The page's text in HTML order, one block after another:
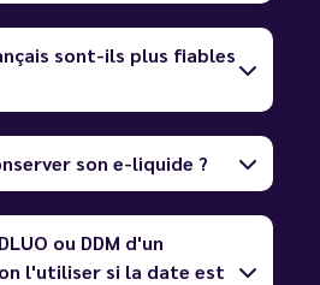
sont-ils plus fiables
son e-liquide ?
ou DDM d'un
l'utiliser si la date est